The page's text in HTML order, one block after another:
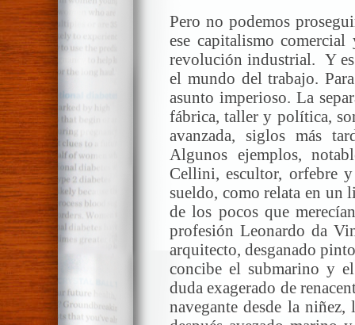
Pero no podemos
ese capitalismo
revolución industrial. Y
el mundo del trabajo.
asunto imperioso. La
fábrica, taller y política,
avanzada, siglos más
Algunos ejemplos,
Cellini, escultor, orfebre
sueldo, como relata en un
de los pocos que
profesión Leonardo da
arquitecto, desganado
concibe el submarino y
duda exagerado de
navegante desde la